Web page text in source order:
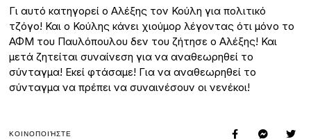
Γι αυτό κατηγορεί ο Αλέξης τον Κούλη για πολιτικό
τζόγο! Και ο Κούλης κάνει χιούμορ λέγοντας ότι μόνο το
ΑΦΜ του Παυλόπουλου δεν του ζήτησε ο Αλέξης! Και
μετά ζητείται συναίνεση για να αναθεωρηθεί το
σύνταγμα! Εκεί φτάσαμε! Για να αναθεωρηθεί το
σύνταγμα να πρέπει να συναινέσουν οι νενέκοι!
ΚΟΙΝΟΠΟΙΉΣΤΕ